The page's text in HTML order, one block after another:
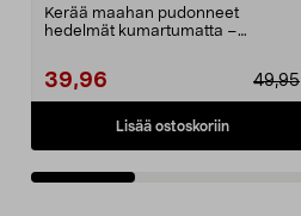
Kerää maahan pudonneet
hedelmät kumartumatta –
39,96 49,95
Lisää ostoskoriin